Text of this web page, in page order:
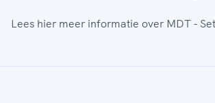
Lees hier meer informatie over MDT -